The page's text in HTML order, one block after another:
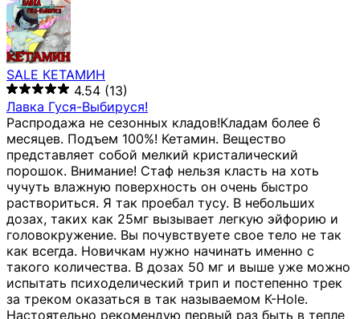
SALE КЕТАМИН
4.54 (13)
Лавка Гуся-Выбируся!
Распродажа не сезонных кладов!Кладам более 6
месяцев. Подъем 100%! Кетамин. Вещество
представляет собой мелкий кристалический
порошок. Внимание! Стаф нельзя класть на хоть
чучуть влажную поверхность он очень быстро
раствориться. Я так проебал тусу. В небольших
дозах, таких как 25мг вызывает легкую эйфорию и
головокружение. Вы почувствуете свое тело не так
как всегда. Новичкам нужно начинать именно с
такого количества. В дозах 50 мг и выше уже можно
испытать психоделический трип и постепенно трек
за треком оказаться в так называемом К-Hole.
Настоятельно рекомендую первый раз быть в тепле